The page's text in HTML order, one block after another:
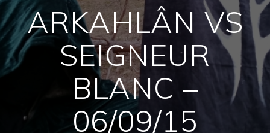
ARKAHLÂN VS
SEIGNEUR
BLANC –
06/09/15